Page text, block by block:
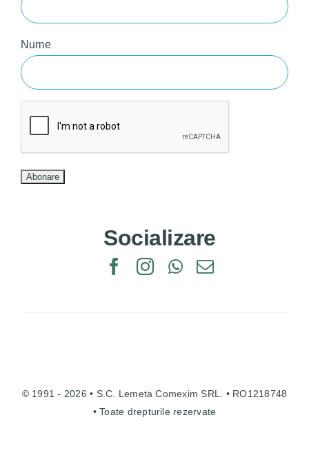
Nume
Socializare
© 1991 - 2026 • S.C. Lemeta Comexim SRL. • RO1218748
• Toate drepturile rezervate